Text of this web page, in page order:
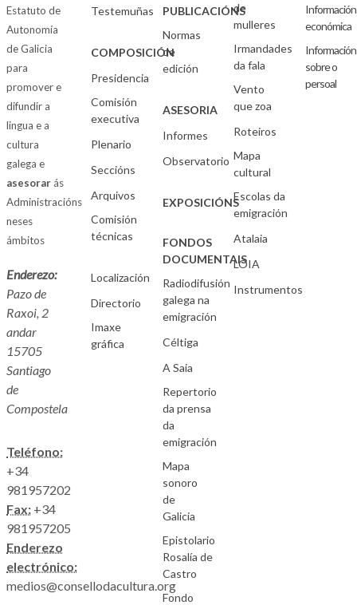
Estatuto de
Autonomía
de Galicia
para
promover e
difundir a
lingua e a
cultura
galega e
asesorarás
Administracións
neses
ámbitos
Enderezo:
Pazo de
Raxoi, 2
andar
15705
Santiago
de
Compostela
Teléfono:
+34
981957202
Fax: +34
981957205
Enderezo
electrónico:
medios@consellodacultura.org
Testemuñas
COMPOSICIÓN
Presidencia
Comisión
executiva
Plenario
Seccións
Arquivos
Comisión
técnicas
Localización
Directorio
Imaxe
gráfica
PUBLICACIÓNS
Normas
de
edición
ASESORIA
Informes
Observatorio
EXPOSICIÓNS
FONDOS
DOCUMENTAIS
Radiodifusión
galega na
emigración
Céltiga
A Saia
Repertorio
da prensa
da
emigración
Mapa
sonoro
de
Galicia
Epistolario
Rosalía de
Castro
Fondo
de
mulleres
Irmandades
da fala
Vento
que zoa
Roteiros
Mapa
cultural
Escolas da
emigración
Atalaia
LOIA
Instrumentos
Información
económica
Información
sobre o
persoal